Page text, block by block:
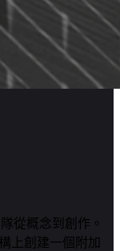
從概念到創作。
上創建一個附加